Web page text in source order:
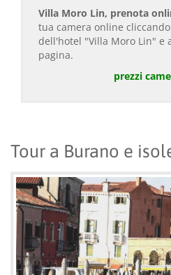
Villa Moro Lin, prenota
tua camera online
dell'hotel "Villa Moro Lin" e
pagina.
prezzi
Tour a Burano e